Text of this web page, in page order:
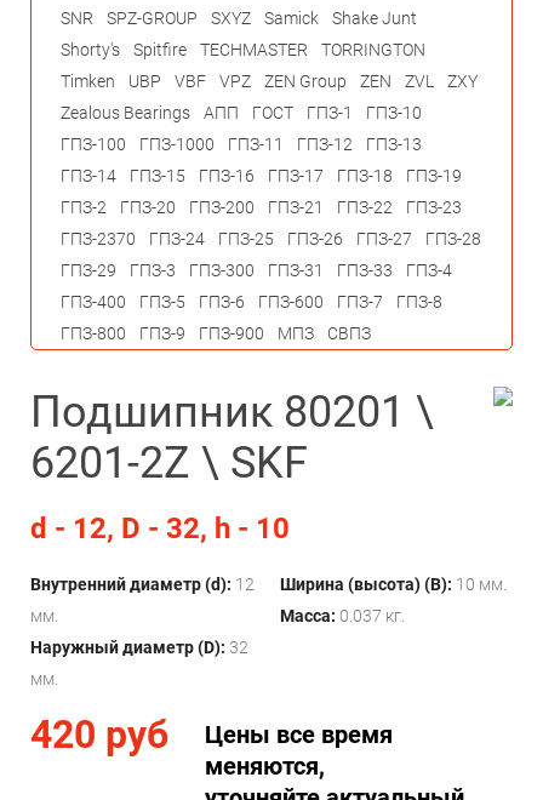
Подшипник 80201 \
6201-2Z \ SKF
d - 12, D - 32, h - 10
Внутренний диаметр (d): 12
мм.
Наружный диаметр (D): 32
мм.
Ширина (высота) (B): 10 мм.
Масса: 0.037 кг.
420 руб
Цены все время
меняются,
SNR
SPZ-GROUP SXYZ Samick
Shake Junt
Shorty's
Spitfire TECHMASTER
TORRINGTON
Timken
UBP VBF VPZ ZEN Group ZEN ZVL
ZXY
Zealous Bearings
АПП ГОСТ ГПЗ-1
ГПЗ-10
ГПЗ-100
ГПЗ-1000 ГПЗ-11 ГПЗ-12
ГПЗ-13
ГПЗ-14
ГПЗ-15 ГПЗ-16 ГПЗ-17 ГПЗ-18
ГПЗ-19
ГПЗ-2
ГПЗ-20 ГПЗ-200 ГПЗ-21 ГПЗ-22
ГПЗ-23
ГПЗ-2370
ГПЗ-24 ГПЗ-25 ГПЗ-26 ГПЗ-27
ГПЗ-28
ГПЗ-29
ГПЗ-3 ГПЗ-300 ГПЗ-31 ГПЗ-33
ГПЗ-4
ГПЗ-400
ГПЗ-5 ГПЗ-6 ГПЗ-600 ГПЗ-7
ГПЗ-8
ГПЗ-800
ГПЗ-9 ГПЗ-900 МПЗ СВПЗ